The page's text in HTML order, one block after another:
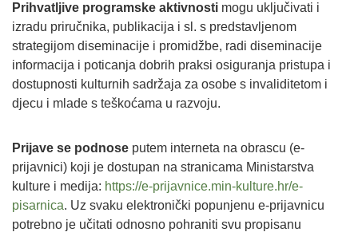
Prihvatljive programske aktivnosti mogu uključivati i
izradu priručnika, publikacija i sl. s predstavljenom
strategijom diseminacije i promidžbe, radi diseminacije
informacija i poticanja dobrih praksi osiguranja pristupa i
dostupnosti kulturnih sadržaja za osobe s invaliditetom i
djecu i mlade s teškoćama u razvoju.
Prijave se podnose putem interneta na obrascu (e-
prijavnici) koji je dostupan na stranicama Ministarstva
kulture i medija: https://e-prijavnice.min-kulture.hr/e-
pisarnica. Uz svaku elektronički popunjenu e-prijavnicu
potrebno je učitati odnosno pohraniti svu propisanu